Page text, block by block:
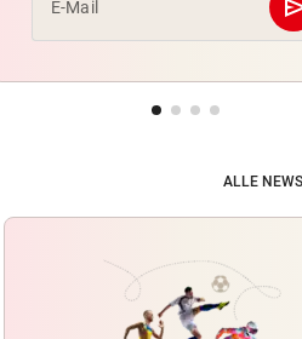
E-Mail
ALLE